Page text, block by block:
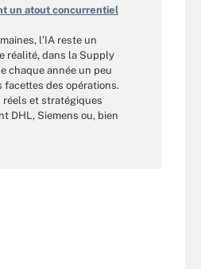
un atout concurrentiel
l’IA reste un
réalité, dans la Supply
chaque année un peu
des opérations.
réels et stratégiques
DHL, Siemens ou, bien